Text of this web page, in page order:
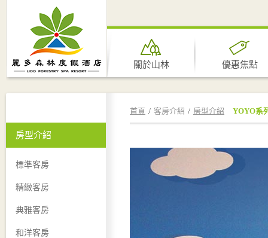
關於山林 優惠焦點
房型介紹
標準客房
精緻客房
典雅客房
和洋客房
首頁 客房介紹 房型介紹 YOYO系